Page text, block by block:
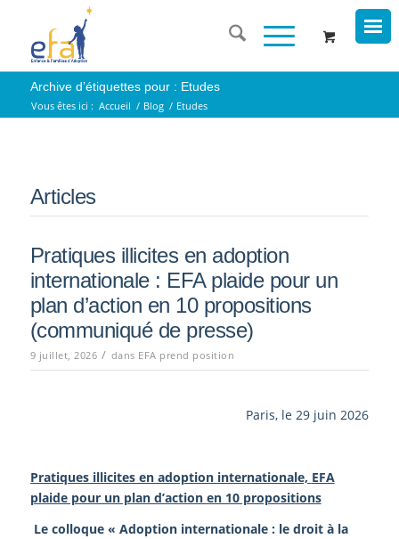
Archive d’étiquettes pour : Etudes
Vous êtes ici : Accueil / Blog / Etudes
Articles
Pratiques illicites en adoption
internationale : EFA plaide pour un
plan d’action en 10 propositions
(communiqué de presse)
9 juillet, 2026 / dans EFA prend position
Paris, le 29 juin 2026
Pratiques illicites en adoption internationale, EFA
plaide pour un plan d’action en 10 propositions
Le colloque « Adoption internationale : le droit à la